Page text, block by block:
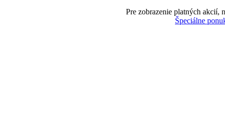
Pre zobrazenie platných akcií,
Špeciálne